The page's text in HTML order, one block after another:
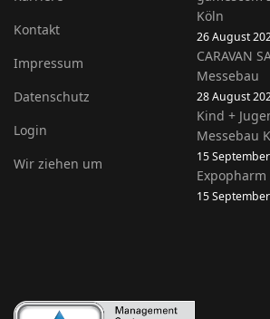
Kontakt
Impressum
Datenschutz
Login
Wir ziehen um
Köln
26 August
CARAVAN
Messebau
28 August
Kind +
Messebau
15
Expopharm
15